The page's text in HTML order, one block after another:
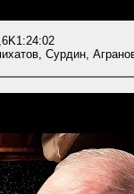
1:24:02
Сурдин,